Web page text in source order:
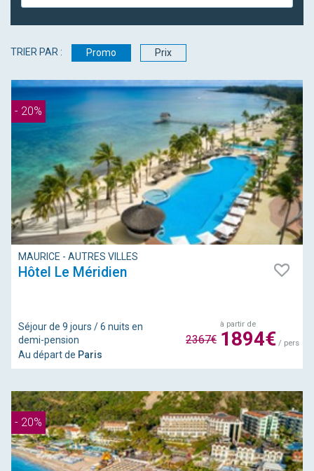
TRIER PAR : Promo Prix
- 20%
MAURICE - AUTRES VILLES
Hôtel Le Méridien
Séjour de 9 jours / 6 nuits en
demi-pension
Au départ de Paris
à partir de
1894€/ pers
2367€
- 20%